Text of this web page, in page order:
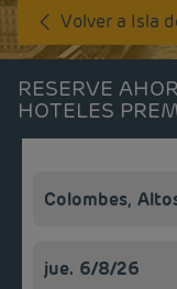
Volver a Isla
RESERVE
HOTELES